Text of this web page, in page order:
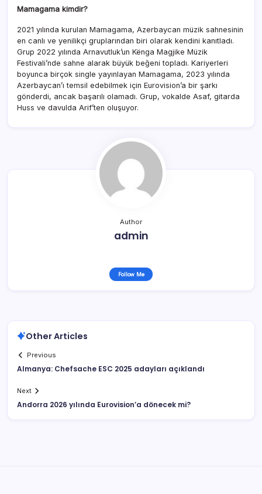
Mamagama kimdir?
2021 yılında kurulan Mamagama, Azerbaycan müzik sahnesinin
en canlı ve yenilikçi gruplarından biri olarak kendini kanıtladı.
Grup 2022 yılında Arnavutluk’un Kënga Magjike Müzik
Festivali’nde sahne alarak büyük beğeni topladı. Kariyerleri
boyunca birçok single yayınlayan Mamagama, 2023 yılında
Azerbaycan’ı temsil edebilmek için Eurovision’a bir şarkı
gönderdi, ancak başarılı olamadı. Grup, vokalde Asaf, gitarda
Huss ve davulda Arif’ten oluşuyor.
Author
admin
Follow Me
Other Articles
Previous
Almanya: Chefsache ESC 2025 adayları açıklandı
Next
Andorra 2026 yılında Eurovision’a dönecek mi?